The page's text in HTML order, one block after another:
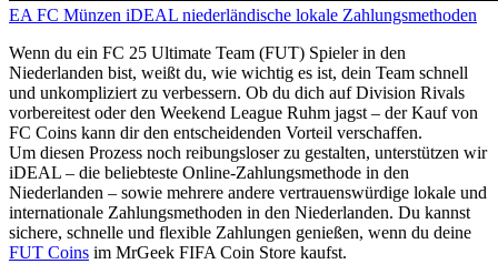
EA FC Münzen iDEAL niederländische lokale Zahlungsmethoden
Wenn du ein FC 25 Ultimate Team (FUT) Spieler in den
Niederlanden bist, weißt du, wie wichtig es ist, dein Team schnell
und unkompliziert zu verbessern. Ob du dich auf Division Rivals
vorbereitest oder den Weekend League Ruhm jagst – der Kauf von
FC Coins kann dir den entscheidenden Vorteil verschaffen.
Um diesen Prozess noch reibungsloser zu gestalten, unterstützen wir
iDEAL – die beliebteste Online-Zahlungsmethode in den
Niederlanden – sowie mehrere andere vertrauenswürdige lokale und
internationale Zahlungsmethoden in den Niederlanden. Du kannst
sichere, schnelle und flexible Zahlungen genießen, wenn du deine
FUT Coins im MrGeek FIFA Coin Store kaufst.